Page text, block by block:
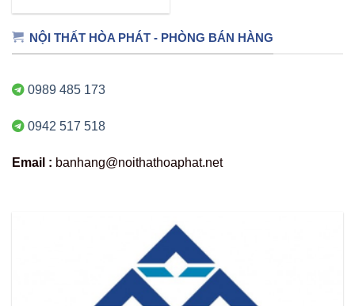
NỘI THẤT HÒA PHÁT - PHÒNG BÁN HÀNG
0989 485 173
0942 517 518
Email : banhang@noithathoaphat.net